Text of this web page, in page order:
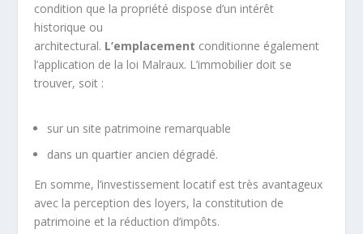
condition que la propriété dispose d’un intérêt
historique ou
architectural. L’emplacement conditionne également
l’application de la loi Malraux. L’immobilier doit se
trouver, soit :
sur un site patrimoine remarquable
dans un quartier ancien dégradé.
En somme, l’investissement locatif est très avantageux
avec la perception des loyers, la constitution de
patrimoine et la réduction d’impôts.